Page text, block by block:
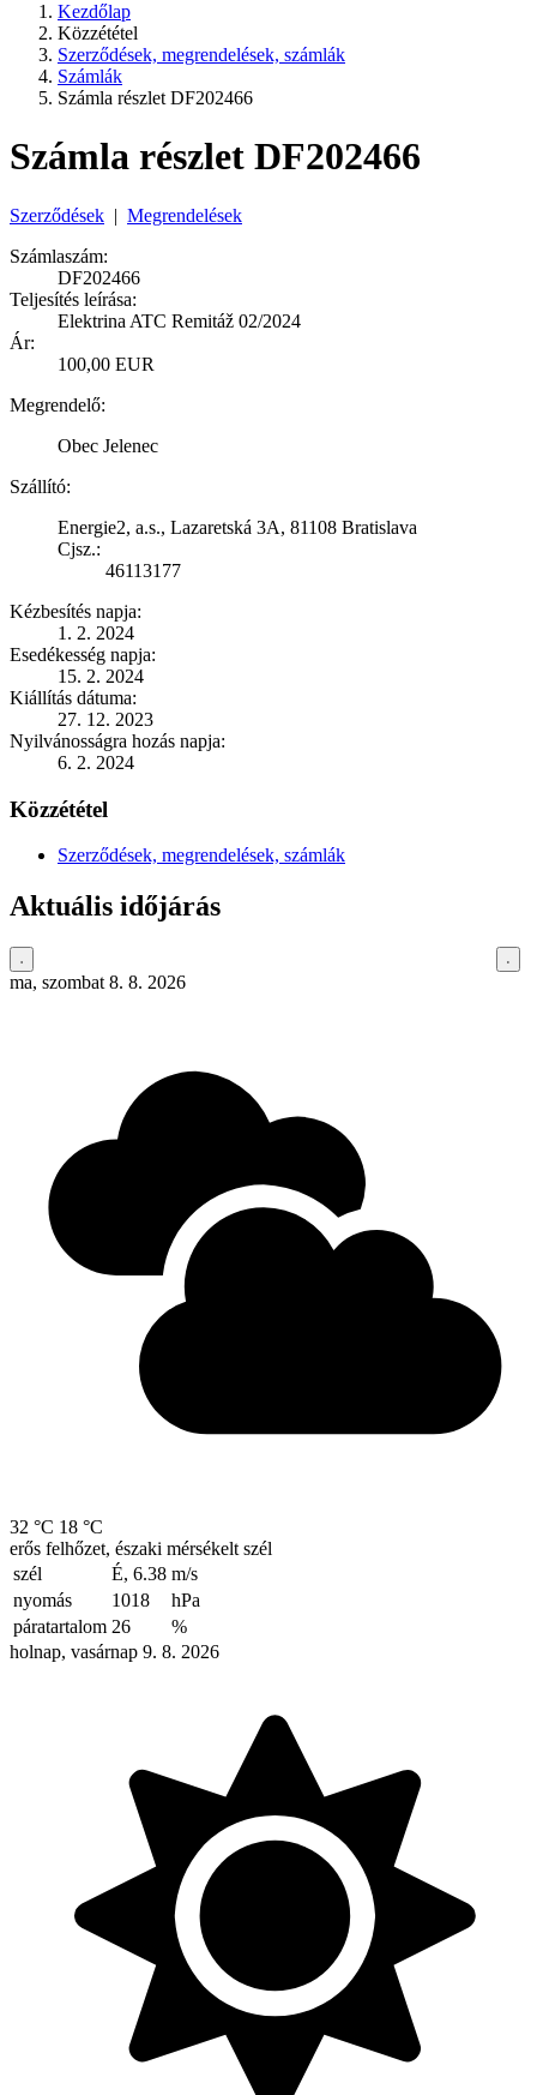
Kezdőlap
Közzététel
Szerződések, megrendelések, számlák
Számlák
Számla részlet DF202466
Számla részlet DF202466
Szerződések | Megrendelések
Számlaszám:
DF202466
Teljesítés leírása:
Elektrina ATC Remitáž 02/2024
Ár:
100,00 EUR
Megrendelő:
Obec Jelenec
Szállító:
Energie2, a.s., Lazaretská 3A, 81108 Bratislava
Cjsz.:
46113177
Kézbesítés napja:
1. 2. 2024
Esedékesség napja:
15. 2. 2024
Kiállítás dátuma:
27. 12. 2023
Nyilvánosságra hozás napja:
6. 2. 2024
Közzététel
Szerződések, megrendelések, számlák
Aktuális időjárás
ma, szombat 8. 8. 2026
32 °C 18 °C
erős felhőzet, északi mérsékelt szél
szél
É, 6.38 m/s
nyomás
1018
hPa
páratartalom 26
%
holnap, vasárnap 9. 8. 2026